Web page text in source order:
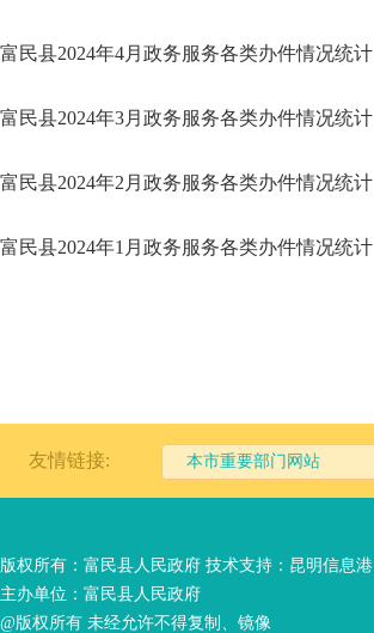
富民县2024年4月政务服务各类办件情况统计
富民县2024年3月政务服务各类办件情况统计
富民县2024年2月政务服务各类办件情况统计
富民县2024年1月政务服务各类办件情况统计
友情链接: 本市重要部门网站
版权所有：富民县人民政府 技术支持： 昆明信息港
主办单位：富民县人民政府
@版权所有 未经允许不得复制、镜像